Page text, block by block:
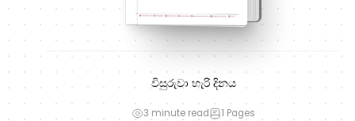
විසුරුවා හැරි දිනය
3 minute read 1 Pages